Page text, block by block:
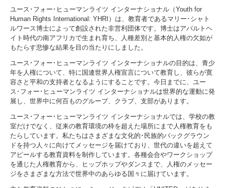
ユース･フォー･ヒューマンライツ インターナショナル（Youth for
Human Rights International: YHRI）は、教育者であるマリー･シャト
ルワース博士によって創設された非営利団体です。博士はアパルトヘ
イト時代の南アフリカで生まれ育ち、人種差別と基本的人権の欠如が
もたらす悲惨な結果を目の当たりにしました。
ユース･フォー･ヒューマンライツ インターナショナルの目的は、青少
年を人権について、特に国連世界人権宣言について教育し、彼らが寛
容さと平和の支持者となるようにすることです。今日までに、ユー
ス･フォー･ヒューマンライツ インターナショナルは世界的な運動に発
展し、世界中に何百ものグループ、クラブ、支部があります。
ユース･フォー･ヒューマンライツ インターナショナルでは、学校の教
室だけでなく、従来の教育環境の枠を超えた場所にまで人権教育をも
たらしています。私たちはさまざまな文化的･民族的バックグラウン
ドを持つ人々に向けてメッセージを届けており、世代の違いを超えて
アピールする教育資料を制作しています。各種会合やワークショップ
を通じた人権教育から、ヒップホップやダンスまで、人権のメッセー
ジをさまざまな方法で世界中のあらゆる国々に届けています。